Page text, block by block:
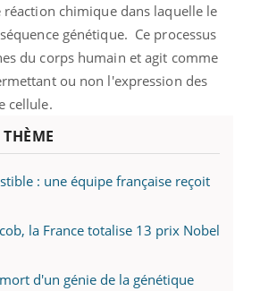
réaction chimique dans laquelle le
génétique. Ce processus
du corps humain et agit comme
ou non l'expression des
cellule.
: une équipe française reçoit
la France totalise 13 prix Nobel
d'un génie de la génétique